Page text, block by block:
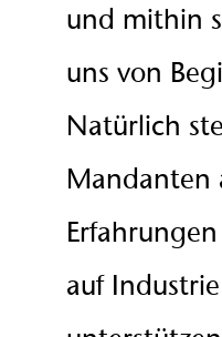
und mithin
uns von
Natürlich
Mandanten
auf